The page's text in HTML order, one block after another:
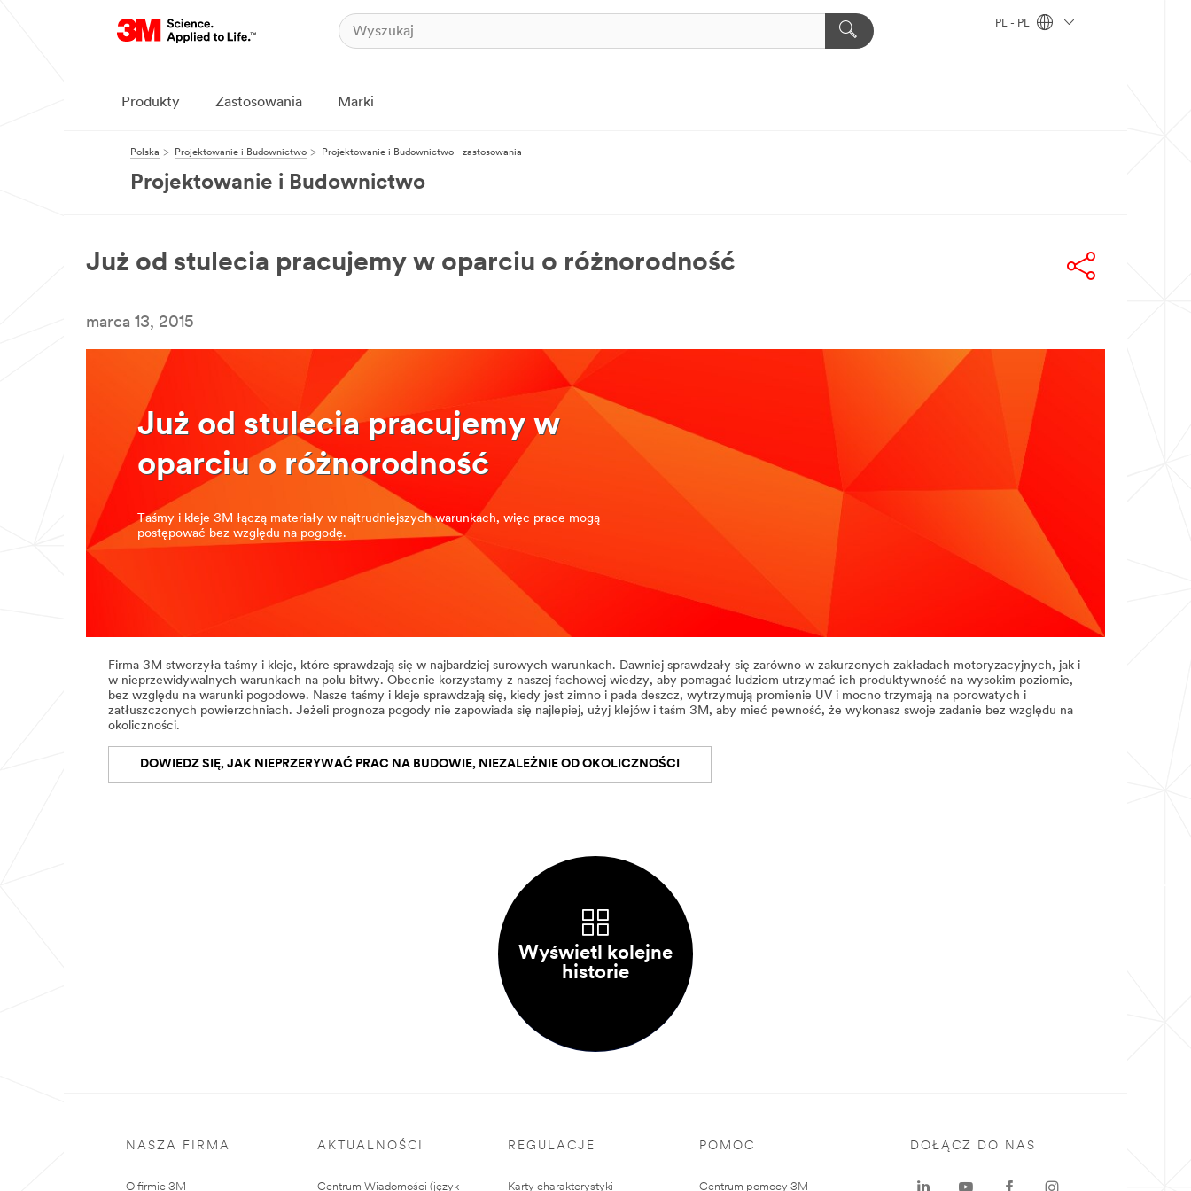
PL - PL
Produkty Zastosowania Marki
Polska Projektowanie i Budownictwo Projektowanie i Budownictwo - zastosowania
Projektowanie i Budownictwo
Już od stulecia pracujemy w oparciu o różnorodność
marca 13, 2015
Już od stulecia pracujemy w
oparciu o różnorodność
Taśmy i kleje 3M łączą materiały w najtrudniejszych warunkach, więc prace mogą
postępować bez względu na pogodę.
Firma 3M stworzyła taśmy i kleje, które sprawdzają się w najbardziej surowych warunkach. Dawniej sprawdzały się zarówno w zakurzonych zakładach motoryzacyjnych, jak i
w nieprzewidywalnych warunkach na polu bitwy. Obecnie korzystamy z naszej fachowej wiedzy, aby pomagać ludziom utrzymać ich produktywność na wysokim poziomie,
bez względu na warunki pogodowe. Nasze taśmy i kleje sprawdzają się, kiedy jest zimno i pada deszcz, wytrzymują promienie UV i mocno trzymają na porowatych i
zatłuszczonych powierzchniach. Jeżeli prognoza pogody nie zapowiada się najlepiej, użyj klejów i taśm 3M, aby mieć pewność, że wykonasz swoje zadanie bez względu na
okoliczności.
DOWIEDZ SIĘ, JAK NIEPRZERYWAĆ PRAC NA BUDOWIE, NIEZALEŻNIE OD OKOLICZNOŚCI
Wyświetl kolejne
historie
NASZA FIRMA
O firmie 3M
AKTUALNOŚCI
Centrum Wiadomości (język
REGULACJE
Karty charakterystyki
POMOC
Centrum pomocy 3M
DOŁĄCZ DO NAS